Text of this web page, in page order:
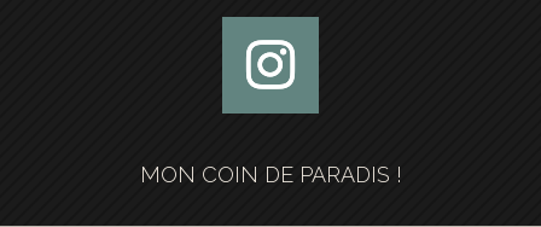
MON COIN DE PARADIS !